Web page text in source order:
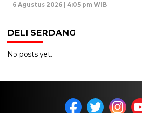
6 Agustus 2026 | 4:05 pm WIB
DELI SERDANG
No posts yet.